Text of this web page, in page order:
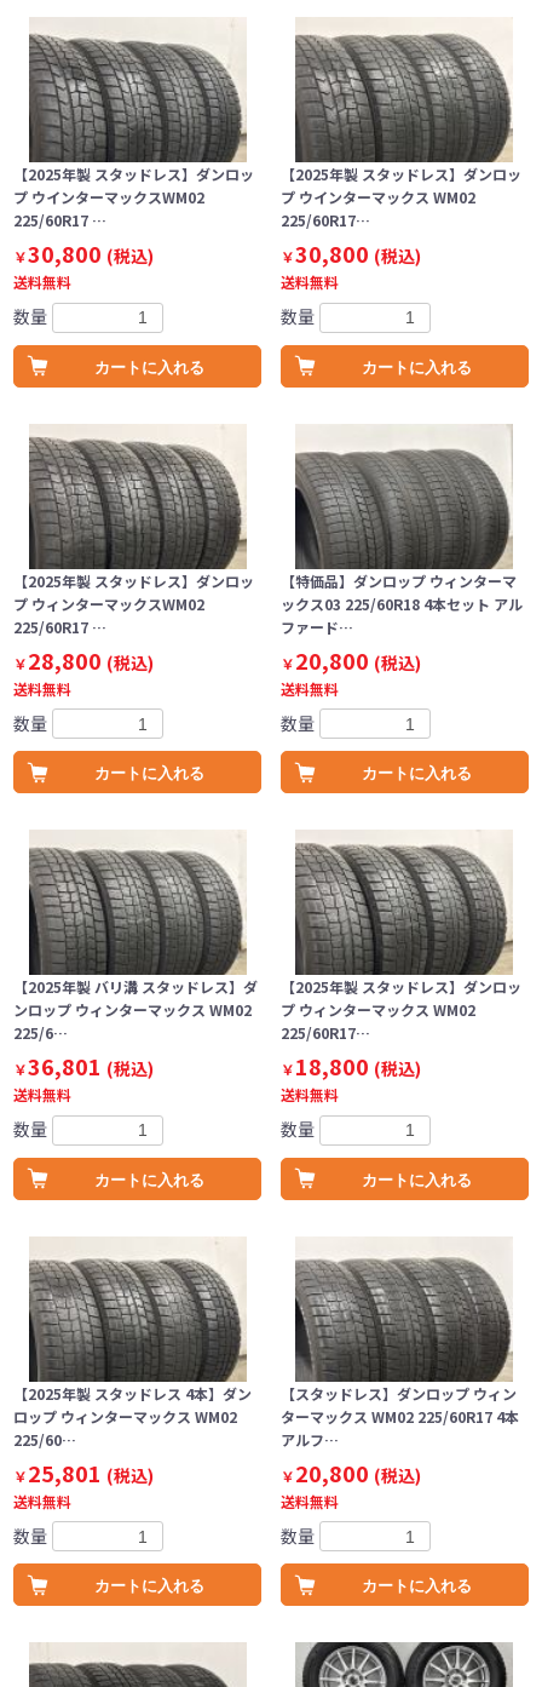
【2025年製 スタッドレス】ダンロッ
プ ウインターマックスWM02
225/60R17 …
￥30,800 (税込)
送料無料
数量
カートに入れる
【2025年製 スタッドレス】ダンロッ
プ ウインターマックス WM02
225/60R17…
￥30,800 (税込)
送料無料
数量
カートに入れる
【2025年製 スタッドレス】ダンロッ
プ ウィンターマックスWM02
225/60R17 …
￥28,800 (税込)
送料無料
数量
カートに入れる
【特価品】ダンロップ ウィンターマ
ックス03 225/60R18 4本セット アル
ファード…
￥20,800 (税込)
送料無料
数量
カートに入れる
【2025年製 バリ溝 スタッドレス】ダ
ンロップ ウィンターマックス WM02
225/6…
￥36,801 (税込)
送料無料
数量
カートに入れる
【2025年製 スタッドレス】ダンロッ
プ ウィンターマックス WM02
225/60R17…
￥18,800 (税込)
送料無料
数量
カートに入れる
【2025年製 スタッドレス 4本】ダン
ロップ ウィンターマックス WM02
225/60…
￥25,801 (税込)
送料無料
数量
カートに入れる
【スタッドレス】ダンロップ ウィン
ターマックス WM02 225/60R17 4本
アルフ…
￥20,800 (税込)
送料無料
数量
カートに入れる